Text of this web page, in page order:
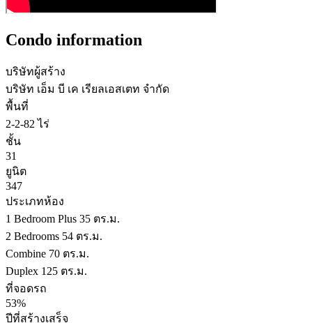
Condo information
บริษัทผู้สร้าง
บริษัท เอ็ม บี เค เรียลเอสเตท จำกัด
พื้นที่
2-2-82 ไร่
ชั้น
31
ยูนิต
347
ประเภทห้อง
1 Bedroom Plus 35 ตร.ม.
2 Bedrooms 54 ตร.ม.
Combine 70 ตร.ม.
Duplex 125 ตร.ม.
ที่จอดรถ
53%
ปีที่สร้างเสร็จ